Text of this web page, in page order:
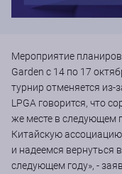
Мероприятие
Garden с 14 по 17
турнир отменяется из-
LPGA говорится, что
же месте в следующем
Китайскую ассоциацию
и надеемся вернуться
следующем году», -